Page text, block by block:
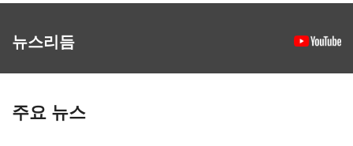
뉴스리듬
주요 뉴스